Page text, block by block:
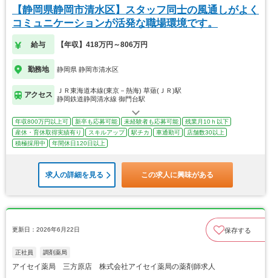
【静岡県静岡市清水区】スタッフ同士の風通しがよく
コミュニケーションが活発な職場環境です。
給与 【年収】418万円～806万円
勤務地 静岡県 静岡市清水区
アクセス
ＪＲ東海道本線(東京－熱海) 草薙(ＪＲ)駅
静岡鉄道静岡清水線 御門台駅
年収800万円以上可 新卒も応募可能 未経験者も応募可能
残業月10ｈ以下
産休・育休取得実績有り
スキルアップ 駅チカ 車通勤可
店舗数30以上
積極採用中
年間休日120日以上
求人の詳細を見る この求人に興味がある
更新日：2026年6月22日 保存する
正社員 調剤薬局
アイセイ薬局 三方原店 株式会社アイセイ薬局の薬剤師求人